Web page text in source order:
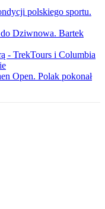
polskiego sportu.
Dziwnowa. Bartek
- TrekTours i Columbia
Open. Polak pokonał